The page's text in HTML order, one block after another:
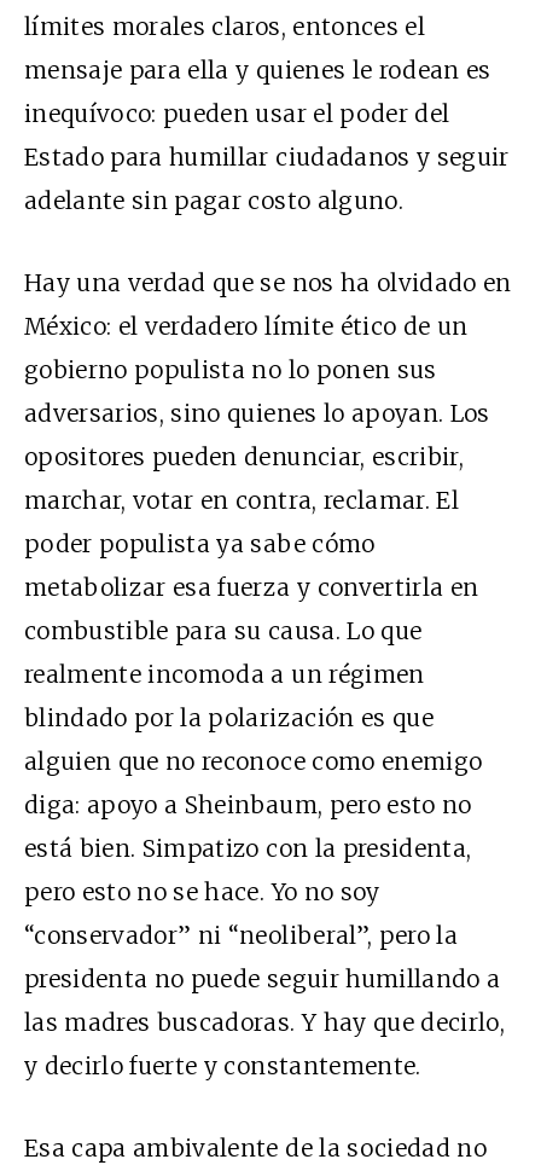
límites morales claros, entonces el
mensaje para ella y quienes le rodean es
inequívoco: pueden usar el poder del
Estado para humillar ciudadanos y seguir
adelante sin pagar costo alguno.
Hay una verdad que se nos ha olvidado en
México: el verdadero límite ético de un
gobierno populista no lo ponen sus
adversarios, sino quienes lo apoyan. Los
opositores pueden denunciar, escribir,
marchar, votar en contra, reclamar. El
poder populista ya sabe cómo
metabolizar esa fuerza y convertirla en
combustible para su causa. Lo que
realmente incomoda a un régimen
blindado por la polarización es que
alguien que no reconoce como enemigo
diga: apoyo a Sheinbaum, pero esto no
está bien. Simpatizo con la presidenta,
pero esto no se hace. Yo no soy
“conservador” ni “neoliberal”, pero la
presidenta no puede seguir humillando a
las madres buscadoras. Y hay que decirlo,
y decirlo fuerte y constantemente.
Esa capa ambivalente de la sociedad no